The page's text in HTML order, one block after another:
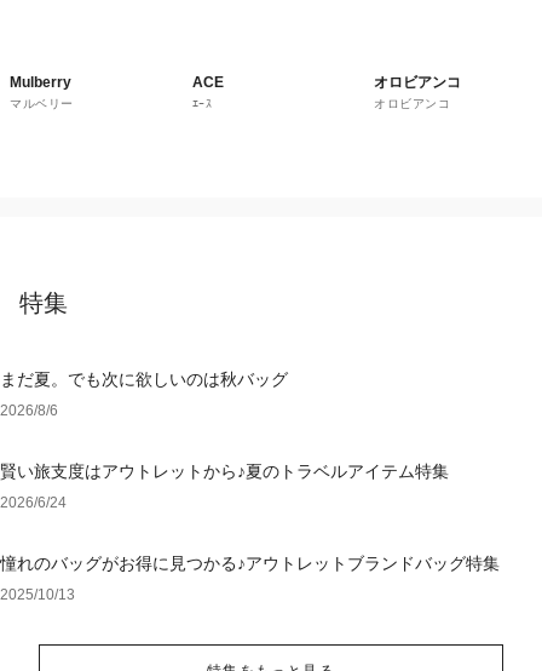
Mulberry
マルベリー
ACE
ｴｰｽ
オロビアンコ
オロビアンコ
特集
まだ夏。でも次に欲しいのは秋バッグ
2026/8/6
賢い旅支度はアウトレットから♪夏のトラベルアイテム特集
2026/6/24
憧れのバッグがお得に見つかる♪アウトレットブランドバッグ特集
2025/10/13